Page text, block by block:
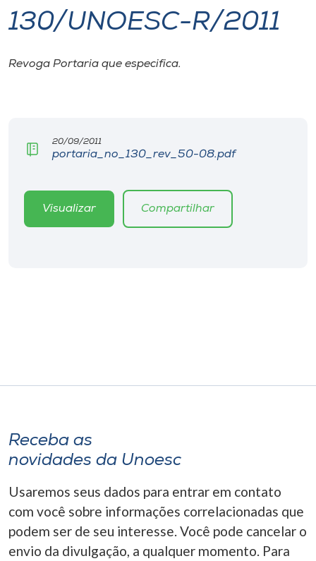
I.nova
Diplomados
CPA
Biblioteca
Store
Selecione
o idioma
130/UNOESC-R/2011
Revoga Portaria que especifica.
20/09/2011
portaria_no_130_rev_50-08.pdf
Visualizar Compartilhar
Receba as
novidades da Unoesc
Usaremos seus dados para entrar em contato
com você sobre informações correlacionadas que
podem ser de seu interesse. Você pode cancelar o
envio da divulgação, a qualquer momento. Para